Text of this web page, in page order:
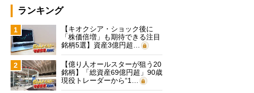
ランキング
1
【キオクシア・ショック後に
「株価倍増」も期待できる注目
銘柄5選】資産3億円超…
2
【億り人オールスターが狙う20
銘柄】「総資産69億円超」90歳
現役トレーダーから“1…